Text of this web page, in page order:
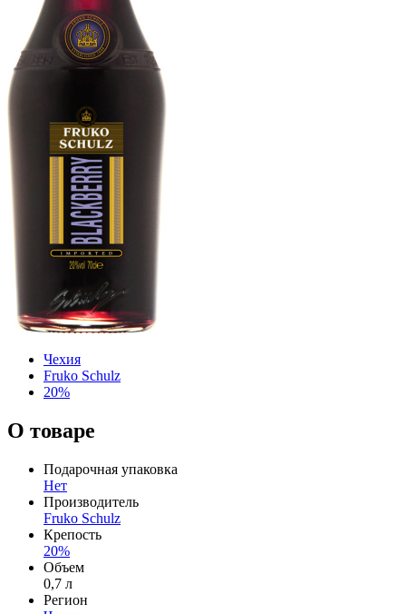
Чехия
Fruko Schulz
20%
О товаре
Подарочная упаковка
Нет
Производитель
Fruko Schulz
Крепость
20%
Объем
0,7 л
Регион